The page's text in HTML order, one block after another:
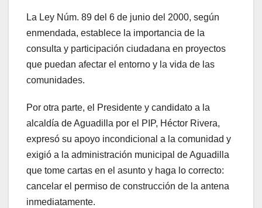
La Ley Núm. 89 del 6 de junio del 2000, según
enmendada, establece la importancia de la
consulta y participación ciudadana en proyectos
que puedan afectar el entorno y la vida de las
comunidades.
Por otra parte, el Presidente y candidato a la
alcaldía de Aguadilla por el PIP, Héctor Rivera,
expresó su apoyo incondicional a la comunidad y
exigió a la administración municipal de Aguadilla
que tome cartas en el asunto y haga lo correcto:
cancelar el permiso de construcción de la antena
inmediatamente.